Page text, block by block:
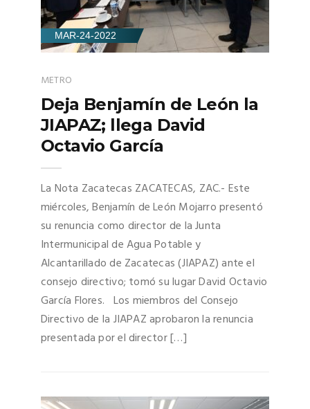
MAR-24-2022
METRO
Deja Benjamín de León la
JIAPAZ; llega David
Octavio García
La Nota Zacatecas ZACATECAS, ZAC.- Este
miércoles, Benjamín de León Mojarro presentó
su renuncia como director de la Junta
Intermunicipal de Agua Potable y
Alcantarillado de Zacatecas (JIAPAZ) ante el
consejo directivo; tomó su lugar David Octavio
García Flores. Los miembros del Consejo
Directivo de la JIAPAZ aprobaron la renuncia
presentada por el director […]